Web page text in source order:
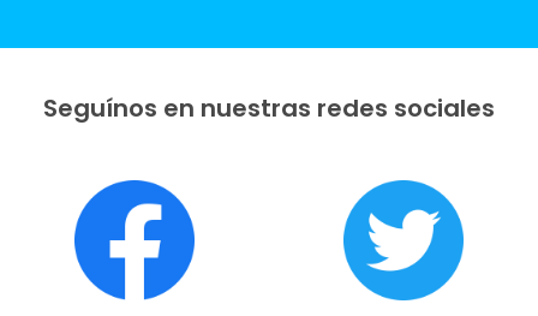
Seguínos en nuestras redes sociales